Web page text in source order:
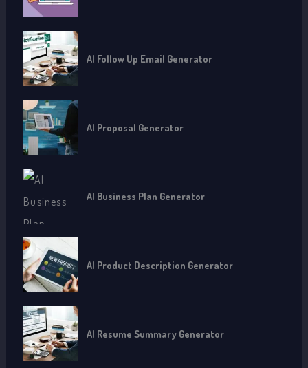
AI Follow Up Email Generator
AI Proposal Generator
AI Business Plan Generator
AI Product Description Generator
AI Resume Summary Generator